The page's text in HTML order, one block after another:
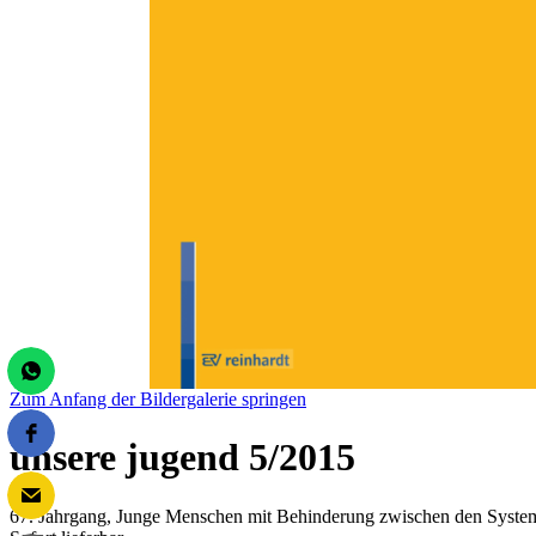
Zum Anfang der Bildergalerie springen
unsere jugend 5/2015
67. Jahrgang, Junge Menschen mit Behinderung zwischen den